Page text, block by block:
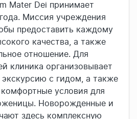
Mater Dei принимает
Миссия учреждения
предоставить каждому
качества, а также
отношение. Для
клиника организовывает
с гидом, а также
условия для
Новорожденные и
здесь комплексную